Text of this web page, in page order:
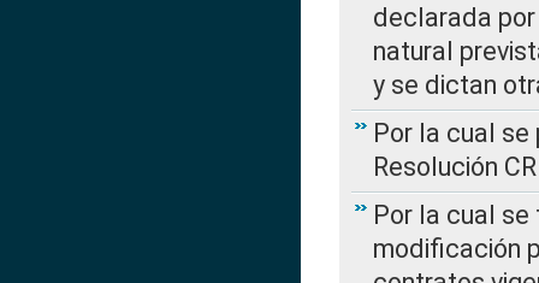
declarada
natural
y se dictan
Por la cual
Resolución
Por la cual
modificación